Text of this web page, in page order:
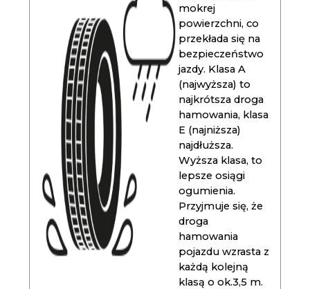
mokrej
powierzchni, co
przekłada się na
bezpieczeństwo
jazdy. Klasa A
(najwyższa) to
najkrótsza droga
hamowania, klasa
E (najniższa)
najdłuższa.
Wyższa klasa, to
lepsze osiągi
ogumienia.
Przyjmuje się, że
droga
hamowania
pojazdu wzrasta z
każdą kolejną
klasą o ok.3,5 m.